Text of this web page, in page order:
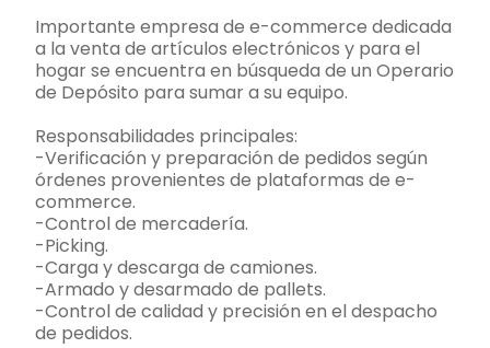
Importante empresa de e-commerce dedicada
a la venta de artículos electrónicos y para el
hogar se encuentra en búsqueda de un Operario
de Depósito para sumar a su equipo.
Responsabilidades principales:
-Verificación y preparación de pedidos según
órdenes provenientes de plataformas de e-
commerce.
-Control de mercadería.
-Picking.
-Carga y descarga de camiones.
-Armado y desarmado de pallets.
-Control de calidad y precisión en el despacho
de pedidos.